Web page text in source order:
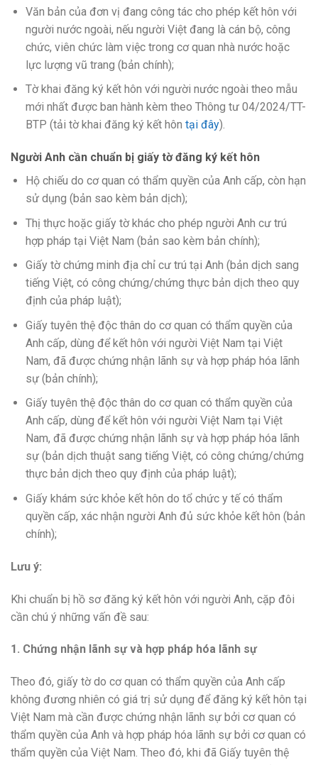
Văn bản của đơn vị đang công tác cho phép kết hôn với
người nước ngoài, nếu người Việt đang là cán bộ, công
chức, viên chức làm việc trong cơ quan nhà nước hoặc
lực lượng vũ trang (bản chính);
Tờ khai đăng ký kết hôn với người nước ngoài theo mẫu
mới nhất được ban hành kèm theo Thông tư 04/2024/TT-
BTP (tải tờ khai đăng ký kết hôn tại đây).
Người Anh cần chuẩn bị giấy tờ đăng ký kết hôn
Hộ chiếu do cơ quan có thẩm quyền của Anh cấp, còn hạn
sử dụng (bản sao kèm bản dịch);
Thị thực hoặc giấy tờ khác cho phép người Anh cư trú
hợp pháp tại Việt Nam (bản sao kèm bản chính);
Giấy tờ chứng minh địa chỉ cư trú tại Anh (bản dịch sang
tiếng Việt, có công chứng/chứng thực bản dịch theo quy
định của pháp luật);
Giấy tuyên thệ độc thân do cơ quan có thẩm quyền của
Anh cấp, dùng để kết hôn với người Việt Nam tại Việt
Nam, đã được chứng nhận lãnh sự và hợp pháp hóa lãnh
sự (bản chính);
Giấy tuyên thệ độc thân do cơ quan có thẩm quyền của
Anh cấp, dùng để kết hôn với người Việt Nam tại Việt
Nam, đã được chứng nhận lãnh sự và hợp pháp hóa lãnh
sự (bản dịch thuật sang tiếng Việt, có công chứng/chứng
thực bản dịch theo quy định của pháp luật);
Giấy khám sức khỏe kết hôn do tổ chức y tế có thẩm
quyền cấp, xác nhận người Anh đủ sức khỏe kết hôn (bản
chính);
Lưu ý:
Khi chuẩn bị hồ sơ đăng ký kết hôn với người Anh, cặp đôi
cần chú ý những vấn đề sau:
1. Chứng nhận lãnh sự và hợp pháp hóa lãnh sự
Theo đó, giấy tờ do cơ quan có thẩm quyền của Anh cấp
không đương nhiên có giá trị sử dụng để đăng ký kết hôn tại
Việt Nam mà cần được chứng nhận lãnh sự bởi cơ quan có
thẩm quyền của Anh và hợp pháp hóa lãnh sự bởi cơ quan có
thẩm quyền của Việt Nam. Theo đó, khi đã Giấy tuyên thệ